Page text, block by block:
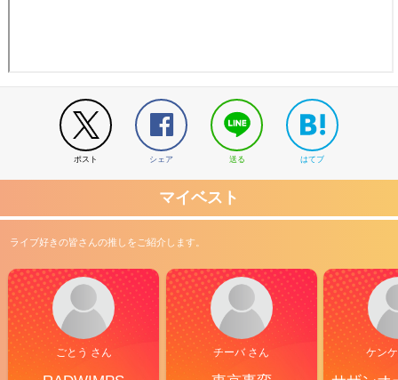
ポスト シェア 送る はてブ
マイベスト
ライブ好きの皆さんの推しをご紹介します。
ごとう さん チーバ さん ケン